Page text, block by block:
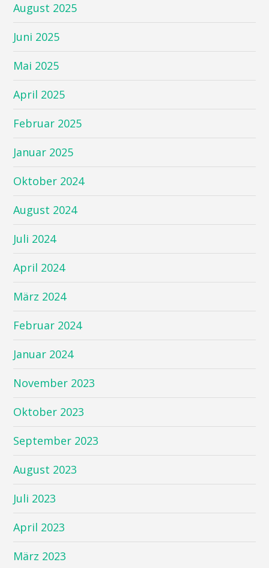
August 2025
Juni 2025
Mai 2025
April 2025
Februar 2025
Januar 2025
Oktober 2024
August 2024
Juli 2024
April 2024
März 2024
Februar 2024
Januar 2024
November 2023
Oktober 2023
September 2023
August 2023
Juli 2023
April 2023
März 2023